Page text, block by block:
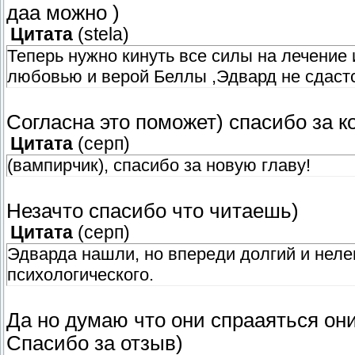
даа можно )
Цитата (stela)
Теперь нужно кинуть все силы на
любовью и верой Беллы ,Эдвард не
Согласна это поможет) спасибо за
Цитата (серп)
(вампирчик), спасибо за новую главу!
Незачто спасибо что читаешь)
Цитата (серп)
Эдварда нашли, но впереди долгий и
психологического.
Да но думаю что они спрааяться
Спасибо за отзыв)